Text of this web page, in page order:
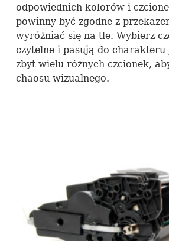
odpowiednich kolorów i
powinny być zgodne z
wyróżniać się na tle. Wybierz
czytelne i pasują do
zbyt wielu różnych czcionek,
chaosu wizualnego.